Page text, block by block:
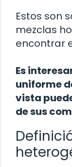
Estos son
mezclas
encontrar
Es
uniforme
vista
de sus